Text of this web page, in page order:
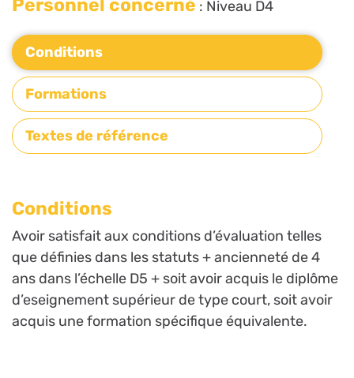
Personnel concerné : Niveau D4
Conditions
Formations
Textes de référence
Conditions
Avoir satisfait aux conditions d’évaluation telles
que définies dans les statuts + ancienneté de 4
ans dans l’échelle D5 + soit avoir acquis le diplôme
d’eseignement supérieur de type court, soit avoir
acquis une formation spécifique équivalente.